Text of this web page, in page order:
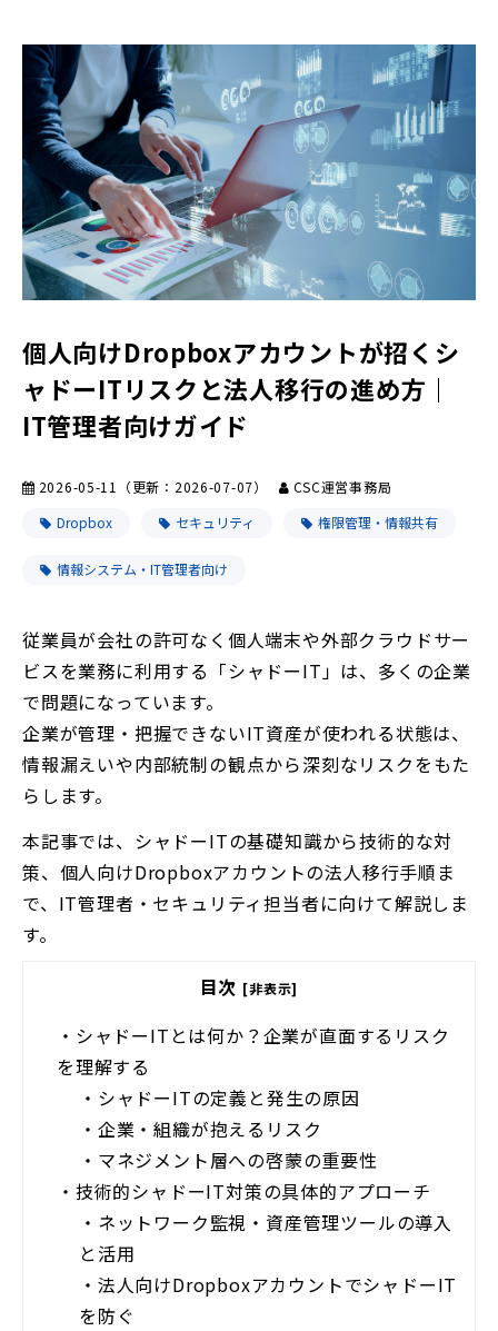
個人向けDropboxアカウントが招くシ
ャドーITリスクと法人移行の進め方｜
IT管理者向けガイド
2026-05-11 （更新： 2026-07-07）
CSC運営事務局
Dropbox
セキュリティ 権限管理・情報共有
情報システム・IT管理者向け
従業員が会社の許可なく個人端末や外部クラウドサー
ビスを業務に利用する「シャドーIT」は、多くの企業
で問題になっています。
企業が管理・把握できないIT資産が使われる状態は、
情報漏えいや内部統制の観点から深刻なリスクをもた
らします。
本記事では、シャドーITの基礎知識から技術的な対
策、個人向けDropboxアカウントの法人移行手順ま
で、IT管理者・セキュリティ担当者に向けて解説しま
す。
目次 [非表示]
・ シャドーITとは何か？企業が直面するリスク
を理解する
・ シャドーITの定義と発生の原因
・ 企業・組織が抱えるリスク
・ マネジメント層への啓蒙の重要性
・ 技術的シャドーIT対策の具体的アプローチ
・ ネットワーク監視・資産管理ツールの導入
と活用
・ 法人向けDropboxアカウントでシャドーIT
を防ぐ